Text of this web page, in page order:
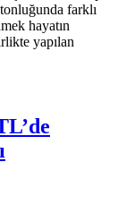
farklı
hayatın
yapılan